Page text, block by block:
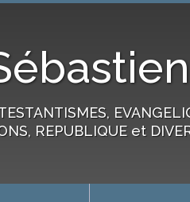
REPUBLIQUE et